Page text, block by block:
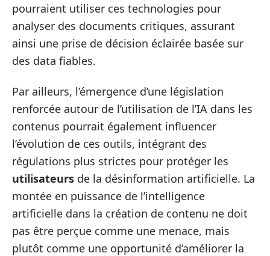
pourraient utiliser ces technologies pour
analyser des documents critiques, assurant
ainsi une prise de décision éclairée basée sur
des data fiables.
Par ailleurs, l’émergence d’une législation
renforcée autour de l’utilisation de l’IA dans les
contenus pourrait également influencer
l’évolution de ces outils, intégrant des
régulations plus strictes pour protéger les
utilisateurs de la désinformation artificielle. La
montée en puissance de l’intelligence
artificielle dans la création de contenu ne doit
pas être perçue comme une menace, mais
plutôt comme une opportunité d’améliorer la